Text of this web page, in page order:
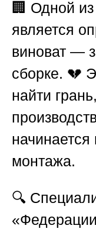
🏢 Одной
является
виноват —
сборке. 💔
найти
монтажа.
🔍